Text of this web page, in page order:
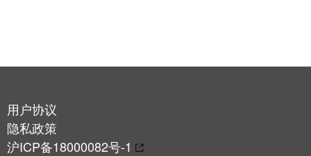
用户协议
隐私政策
沪ICP备18000082号-1